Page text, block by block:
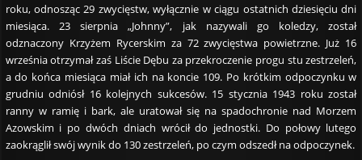
roku, odnosząc 29 zwycięstw, wyłącznie w ciągu ostatnich dziesięciu dni
miesiąca. 23 sierpnia „Johnny”, jak nazywali go koledzy, został
odznaczony Krzyżem Rycerskim za 72 zwycięstwa powietrzne. Już 16
września otrzymał zaś Liście Dębu za przekroczenie progu stu zestrzeleń,
a do końca miesiąca miał ich na koncie 109. Po krótkim odpoczynku w
grudniu odniósł 16 kolejnych sukcesów. 15 stycznia 1943 roku został
ranny w ramię i bark, ale uratował się na spadochronie nad Morzem
Azowskim i po dwóch dniach wrócił do jednostki. Do połowy lutego
zaokrąglił swój wynik do 130 zestrzeleń, po czym odszedł na odpoczynek.